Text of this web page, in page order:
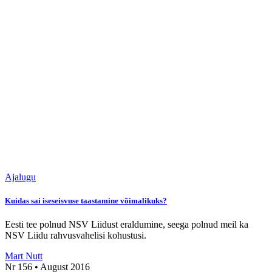
Ajalugu
Kuidas sai iseseisvuse taastamine võimalikuks?
Eesti tee polnud NSV Liidust eraldumine, seega polnud meil ka
NSV Liidu rahvusvahelisi kohustusi.
Mart Nutt
Nr 156 • August 2016